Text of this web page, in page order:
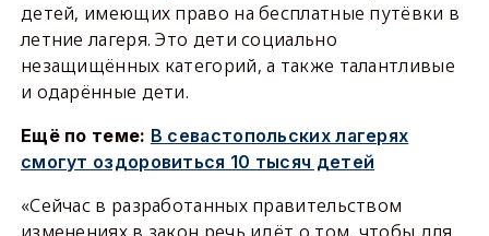
детей, имеющих право на бесплатные путёвки в
летние лагеря. Это дети социально
незащищённых категорий, а также талантливые
и одарённые дети.
Ещё по теме: В севастопольских лагерях
смогут оздоровиться 10 тысяч детей
«Сейчас в разработанных правительством